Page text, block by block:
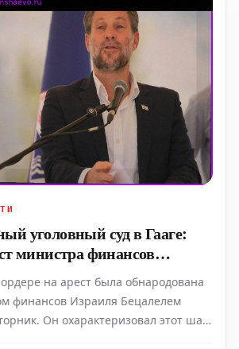
уголовный суд в Гааге:
министра финансов
на арест была обнародована
финансов Израиля Бецалелем
Он охарактеризовал этот шаг